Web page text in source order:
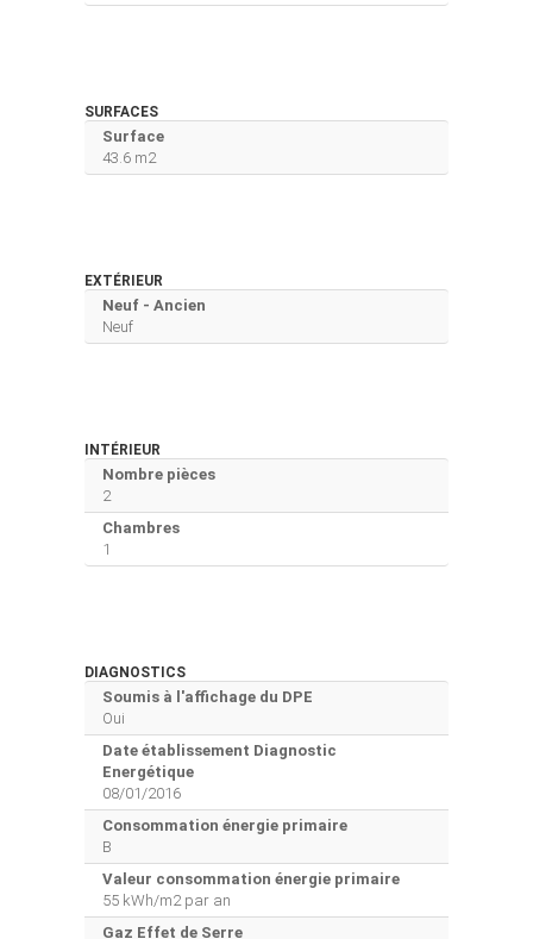
SURFACES
Surface
43.6 m2
EXTÉRIEUR
Neuf - Ancien
Neuf
INTÉRIEUR
Nombre pièces
2
Chambres
1
DIAGNOSTICS
Soumis à l'affichage du DPE
Oui
Date établissement Diagnostic
Energétique
08/01/2016
Consommation énergie primaire
B
Valeur consommation énergie primaire
55 kWh/m2 par an
Gaz Effet de Serre